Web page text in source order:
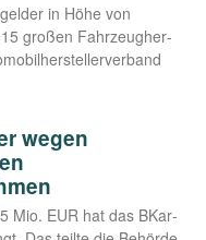
in Höhe von
gro­ßen Fahr­zeug­her­
wegen
Mio. EUR hat das BKar­